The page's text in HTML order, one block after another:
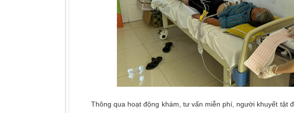
Thông qua hoạt động khám, tư vấn miễn phí, người khuyết tật